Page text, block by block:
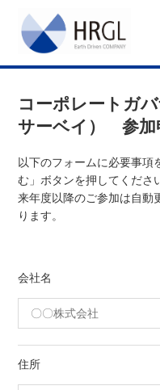
コーポレートガ
サーベイ）参
以下のフォームに必要事項
む」ボタンを押してくださ
来年度以降のご参加は自動
ります。
会社名
住所